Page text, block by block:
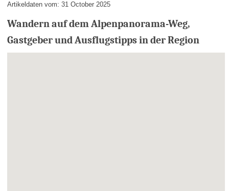
Artikeldaten vom: 31 October 2025
Wandern auf dem Alpenpanorama-Weg,
Gastgeber und Ausflugstipps in der Region